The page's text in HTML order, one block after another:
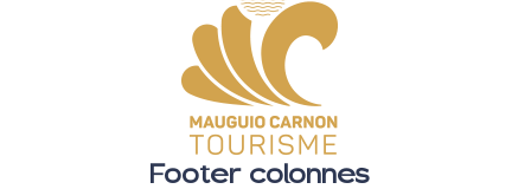
Footer colonnes